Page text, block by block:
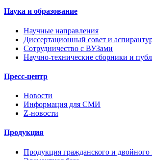
Наука и образование
Научные направления
Диссертационный совет и
Сотрудничество с ВУЗами
Научно-технические сборники и
Пресс-центр
Новости
Информация для СМИ
Z-новости
Продукция
Продукция гражданского и двойного